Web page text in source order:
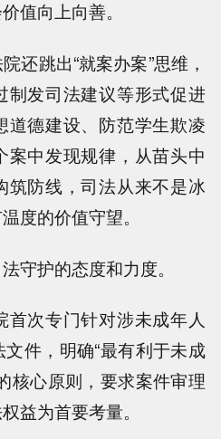
值向上向善。
还跳出“就案办案”思维，
制发司法建议等形式促进
道德建设、防范学生欺凌
中发现规律，从苗头中
筑防线，司法从来不是冰
度的价值守望。
守护的态度和力度。
次专门针对涉未成年人
件，明确“最有利于未成
核心原则，要求案件审理
益为首要考量。